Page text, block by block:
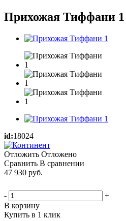
Прихожая Тиффани 1
id:18024
Отложить Отложено
Сравнить В сравнении
47 930 руб.
-
+
В корзину
Купить в 1 клик